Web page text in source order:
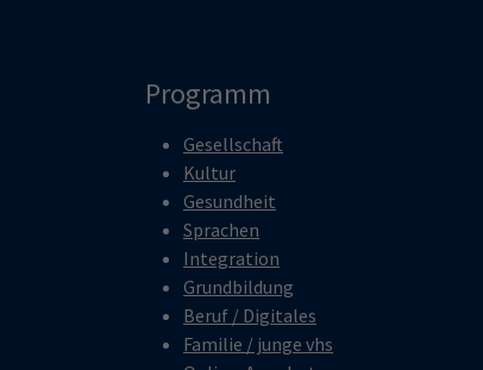
Programm
Gesellschaft
Kultur
Gesundheit
Sprachen
Integration
Grundbildung
Beruf / Digitales
Familie / junge vhs